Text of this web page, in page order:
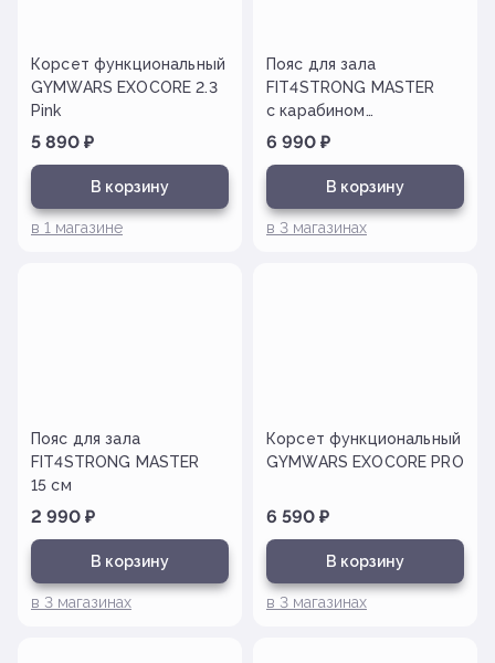
Корсет функциональный
GYMWARS EXOCORE 2.3
Pink
5 890 ₽
В корзину
в 1 магазине
Пояс для зала
FIT4STRONG MASTER
с карабином
(пауэрлифтинг)
6 990 ₽
В корзину
в 3 магазинах
Пояс для зала
FIT4STRONG MASTER
15 см
2 990 ₽
В корзину
в 3 магазинах
Корсет функциональный
GYMWARS EXOCORE PRO
6 590 ₽
В корзину
в 3 магазинах